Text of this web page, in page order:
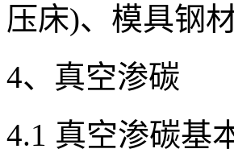
压床)、模具钢
4、真空渗碳
4.1 真空渗碳基